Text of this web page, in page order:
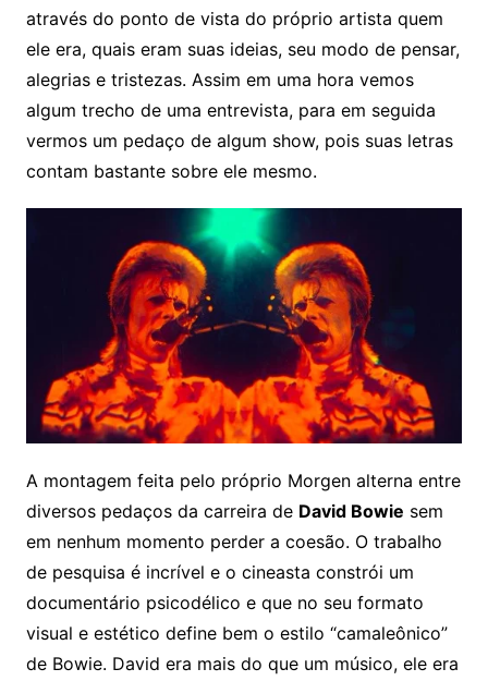
através do ponto de vista do próprio artista quem
ele era, quais eram suas ideias, seu modo de pensar,
alegrias e tristezas. Assim em uma hora vemos
algum trecho de uma entrevista, para em seguida
vermos um pedaço de algum show, pois suas letras
contam bastante sobre ele mesmo.
A montagem feita pelo próprio Morgen alterna entre
diversos pedaços da carreira de David Bowie sem
em nenhum momento perder a coesão. O trabalho
de pesquisa é incrível e o cineasta constrói um
documentário psicodélico e que no seu formato
visual e estético define bem o estilo “camaleônico”
de Bowie. David era mais do que um músico, ele era